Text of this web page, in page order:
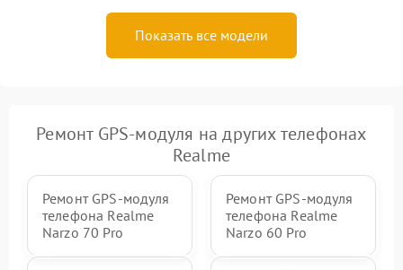
Показать все модели
Ремонт GPS-модуля на других телефонах
Realme
Ремонт GPS-модуля
телефона Realme
Narzo 70 Pro
Ремонт GPS-модуля
телефона Realme
Narzo 60 Pro